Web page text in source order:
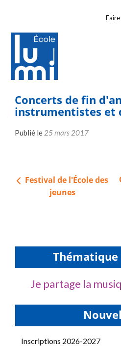
Concerts de fin
instrumentistes et
Publié le 25 mars 2017
Navigation
Festival de l'École des
jeunes
Thématique
Je partage la
Inscriptions 2026-2027